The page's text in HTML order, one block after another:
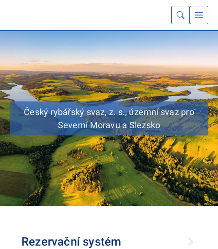
Český rybářský svaz, z. s., územní svaz pro
Severní Moravu a Slezsko
Rezervační systém